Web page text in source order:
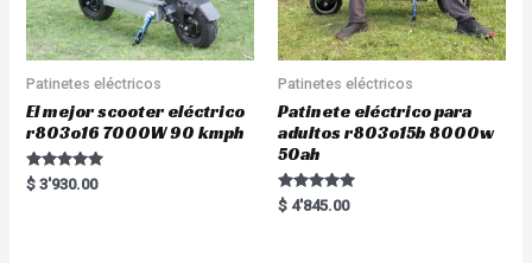
Patinetes eléctricos
El mejor scooter eléctrico
r803o16 7000W 90 kmph
Rated
5.00
$ 3'930.00
Patinetes eléctricos
Patinete eléctrico para
adultos r803o15b 8000w
50ah
Rated
5.00
$ 4'845.00